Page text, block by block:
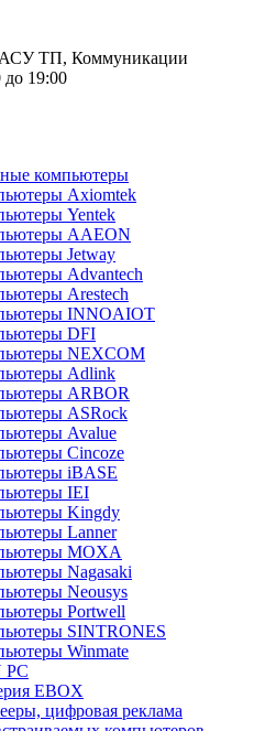
АСУ ТП, Коммуникации
19:00
компьютеры
Axiomtek
Yentek
AAEON
Jetway
Advantech
Arestech
INNOAIOT
DFI
NEXCOM
Adlink
ARBOR
ASRock
Avalue
Cincoze
iBASE
IEI
Kingdy
Lanner
MOXA
Nagasaki
Neousys
Portwell
SINTRONES
Winmate
PC
EBOX
цифровая реклама